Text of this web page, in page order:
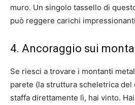
muro. Un singolo tassello di
può reggere carichi
4. Ancoraggio sui
Se riesci a trovare i montanti
parete (la struttura scheletrica
staffa direttamente lì, hai vinto.